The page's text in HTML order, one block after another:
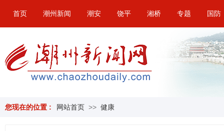
首页 潮州新闻 潮安 饶平 湘桥 专题 国防
您现在的位置 : 网站首页 >> 健康